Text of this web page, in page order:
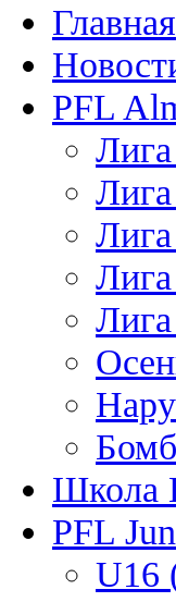
Главная
PFL
Школа
PFL
U16